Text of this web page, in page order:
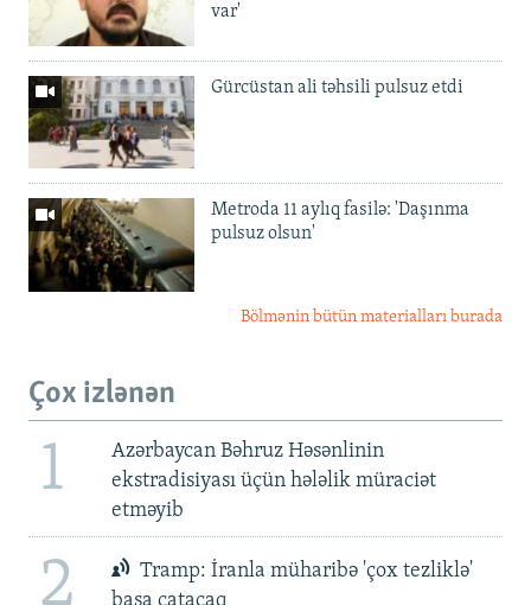
var'
Gürcüstan ali təhsili pulsuz etdi
Metroda 11 aylıq fasilə: 'Daşınma
pulsuz olsun'
Bölmənin bütün materialları burada
Çox izlənən
1
Azərbaycan Bəhruz Həsənlinin
ekstradisiyası üçün hələlik müraciət
etməyib
2
Tramp: İranla müharibə 'çox tezliklə'
başa çatacaq